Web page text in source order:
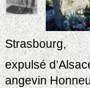
Strasbourg,
expulsé
angevin